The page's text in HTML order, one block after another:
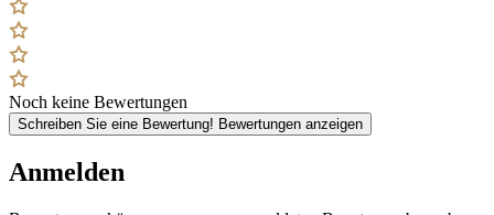
Noch keine Bewertungen
Schreiben Sie eine Bewertung! Bewertungen anzeigen
Anmelden